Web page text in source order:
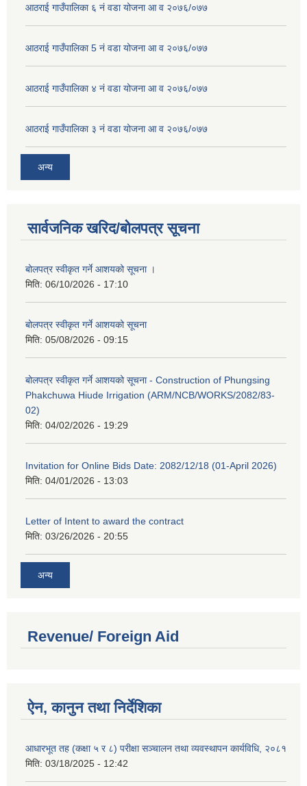
आठराई गाउँपालिका ६ नं वडा योजना आ व २०७६/०७७
आठराई गाउँपालिका 5 नं वडा योजना आ व २०७६/०७७
आठराई गाउँपालिका ४ नं वडा योजना आ व २०७६/०७७
आठराई गाउँपालिका ३ नं वडा योजना आ व २०७६/०७७
अन्य
सार्वजनिक खरिद/बोलपत्र सूचना
बोलपत्र स्वीकृत गर्ने आशयको सूचना ।
मिति: 06/10/2026 - 17:10
बोलपत्र स्वीकृत गर्ने आशयको सूचना
मिति: 05/08/2026 - 09:15
बोलपत्र स्वीकृत गर्ने आशयको सूचना - Construction of Phungsing
Phakchuwa Hiude Irrigation (ARM/NCB/WORKS/2082/83-
02)
मिति: 04/02/2026 - 19:29
Invitation for Online Bids Date: 2082/12/18 (01-April 2026)
मिति: 04/01/2026 - 13:03
Letter of Intent to award the contract
मिति: 03/26/2026 - 20:55
अन्य
Revenue/ Foreign Aid
ऐन, कानुन तथा निर्देशिका
आधारभूत तह (कक्षा ५ र ८) परीक्षा सञ्चालन तथा व्यवस्थापन कार्यविधि, २०८१
मिति: 03/18/2025 - 12:42